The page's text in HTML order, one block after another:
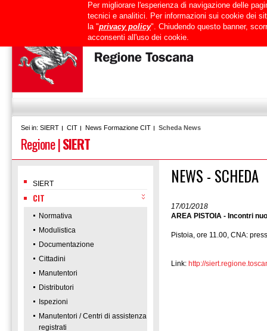
Mappa del sito RTRT Intranet
Sei in: SIERT CIT News Formazione CIT Scheda News
Regione|SIERT
SIERT
CIT
Normativa
Modulistica
Documentazione
Cittadini
Manutentori
Distributori
Ispezioni
Manutentori / Centri di assistenza
registrati
NEWS - SCHEDA
17/01/2018
AREA PISTOIA - Incontri
Pistoia, ore 11.00, CNA:
Link: http://
Per migliorare l'esperienza di navigazione delle
tecnici e analitici. Per informazioni sui cookie dei
la "privacy policy". Chiudendo questo banner,
acconsenti all'uso dei cookie.